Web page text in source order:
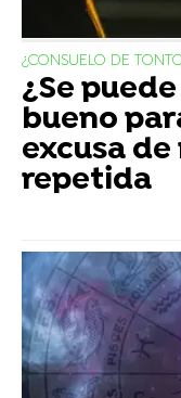
¿CONSUELO DE
¿Se
bueno
excusa
repetida